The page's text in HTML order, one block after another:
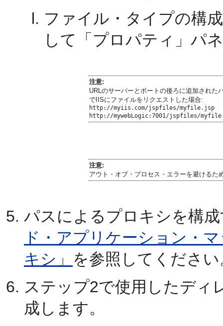
ファイル・タイプの構
して「プロパティ」パ
注意:
URLのサーバーとポートの後ろに追加された
でIISにファイルをリクエストした場合:
http://myiis.com/jspfiles/myfile.jsp
http://mywebLogic:7001/jspfiles/
注意:
アウト・オブ・プロセス・エラーを避けるた
パスによるプロキシを構
ド・アプリケーション・
キシ」 を参照してください
ステップ2で使用したディ
成します。